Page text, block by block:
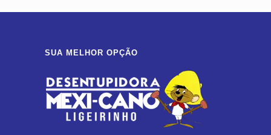
SUA MELHOR OPÇÃO